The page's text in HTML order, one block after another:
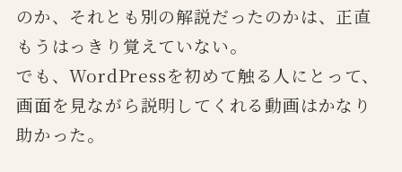
のか、それとも別の解説だったのかは、正直
もうはっきり覚えていない。
でも、WordPressを初めて触る人にとって、
画面を見ながら説明してくれる動画はかなり
助かった。